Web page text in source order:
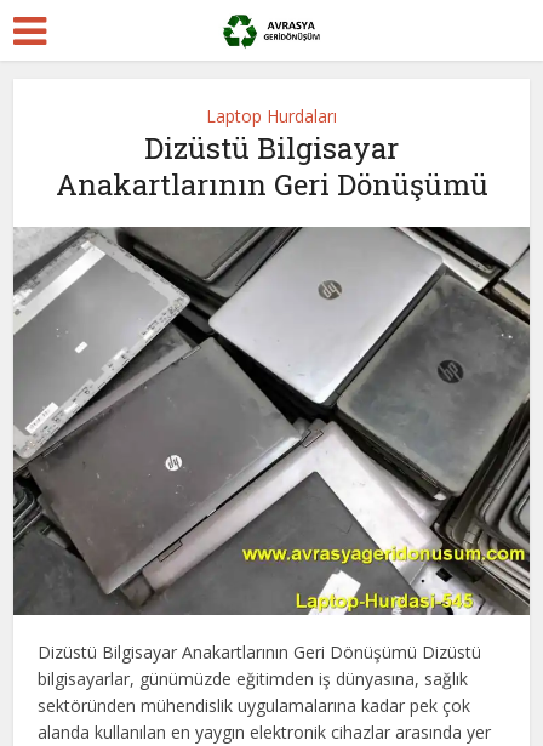
Laptop Hurdaları
Dizüstü Bilgisayar
Anakartlarının Geri Dönüşümü
Dizüstü Bilgisayar Anakartlarının Geri Dönüşümü Dizüstü
bilgisayarlar, günümüzde eğitimden iş dünyasına, sağlık
sektöründen mühendislik uygulamalarına kadar pek çok
alanda kullanılan en yaygın elektronik cihazlar arasında yer